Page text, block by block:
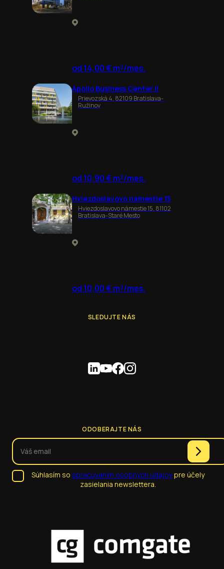
od 14,00 € m²/mes.
Apollo Business Center II
Prievozská 4, 82109 Bratislava-
Ružinov
od 10,90 € m²/mes.
Hviezdoslavovo námestie 15
Hviezdoslavovo námestie 15, 81102
Bratislava-Staré Mesto
od 10,00 € m²/mes.
SLEDUJTE NÁS
ODOBERAJTE NÁS
Súhlasím so spracúvaním osobných údajovpre účely
zasielania newslettera.